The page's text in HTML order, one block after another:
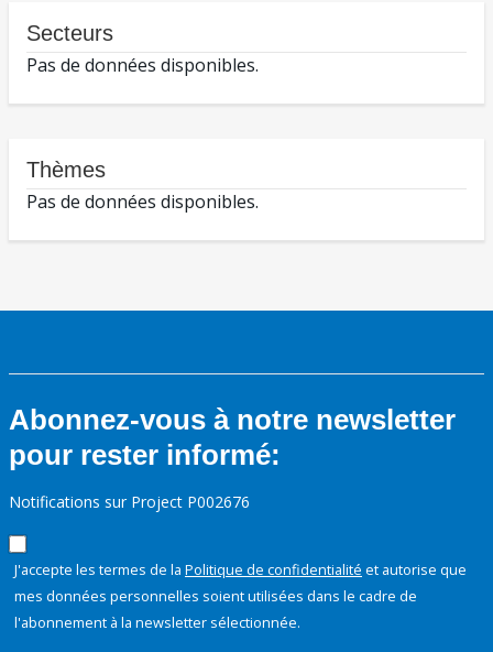
Secteurs
Pas de données disponibles.
Thèmes
Pas de données disponibles.
Abonnez-vous à notre newsletter
pour rester informé:
Notifications sur Project P002676
J'accepte les termes de la Politique de confidentialité et autorise que
mes données personnelles soient utilisées dans le cadre de
l'abonnement à la newsletter sélectionnée.